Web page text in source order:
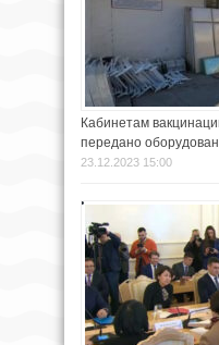
Кабинетам
передано
23.12.2023 15:00